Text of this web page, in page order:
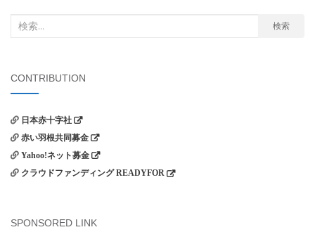
検索
CONTRIBUTION
日本赤十字社
赤い羽根共同募金
Yahoo!ネット募金
クラウドファンディング READYFOR
SPONSORED LINK